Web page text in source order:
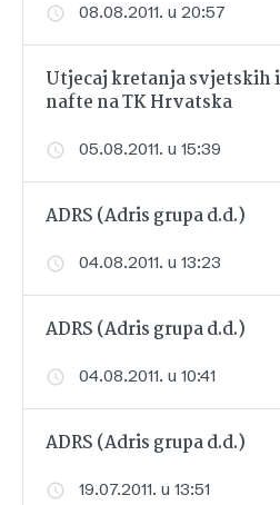
08.08.2011. u 20:57
Utjecaj kretanja svjetskih
nafte na TK Hrvatska
05.08.2011. u 15:39
ADRS (Adris grupa d.d.)
04.08.2011. u 13:23
ADRS (Adris grupa d.d.)
04.08.2011. u 10:41
ADRS (Adris grupa d.d.)
19.07.2011. u 13:51